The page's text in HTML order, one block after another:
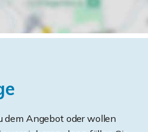
dem Angebot oder wollen